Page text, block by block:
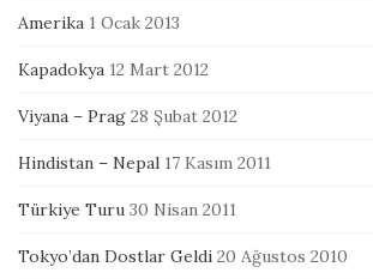
Amerika 1 Ocak 2013
Kapadokya 12 Mart 2012
Viyana – Prag 28 Şubat 2012
Hindistan – Nepal 17 Kasım 2011
Türkiye Turu 30 Nisan 2011
Tokyo’dan Dostlar Geldi 20 Ağustos 2010